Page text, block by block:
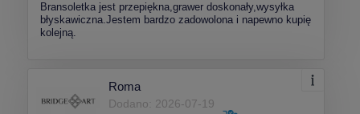
Bransoletka jest przepiękna,grawer doskonały,wysyłka
błyskawiczna.Jestem bardzo zadowolona i napewno kupię
kolejną.
Roma
Dodano: 2026-07-19